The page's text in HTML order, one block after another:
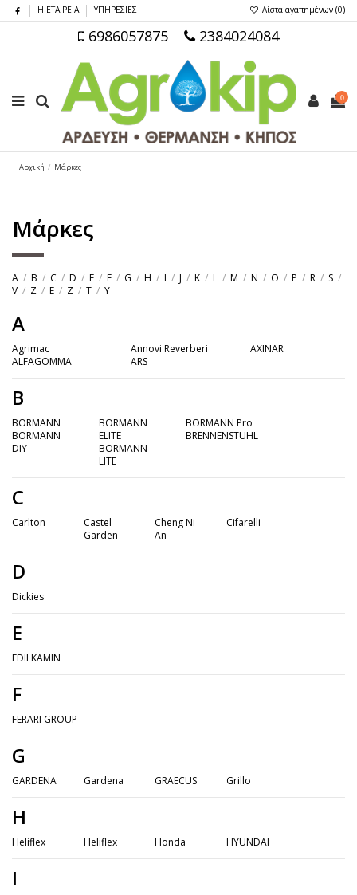
Η ΕΤΑΙΡΕΙΑ ΥΠΗΡΕΣΙΕΣ Λίστα αγαπημένων (0)
6986057875 2384024084
0
Αρχική Μάρκες
Μάρκες
A / B / C / D / E / F / G / H / I / J / K / L / M / N / O / P / R / S /
V / Z / Ε / Ζ / Τ / Υ
A
Agrimac
ALFAGOMMA
Annovi Reverberi
ARS
AXINAR
B
BORMANN
BORMANN
DIY
BORMANN
ELITE
BORMANN
LITE
BORMANN Pro
BRENNENSTUHL
C
Carlton
Castel
Garden
Cheng Ni
An
Cifarelli
D
Dickies
E
EDILKAMIN
F
FERARI GROUP
G
GARDENA Gardena GRAECUS Grillo
H
Heliflex Heliflex Honda HYUNDAI
I